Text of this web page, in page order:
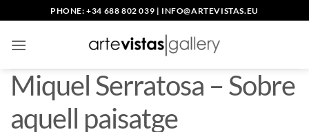
to
content
PHONE: +34 688 802 039 | INFO@ARTEVISTAS.EU
Miquel Serratosa – Sobre
aquell paisatge